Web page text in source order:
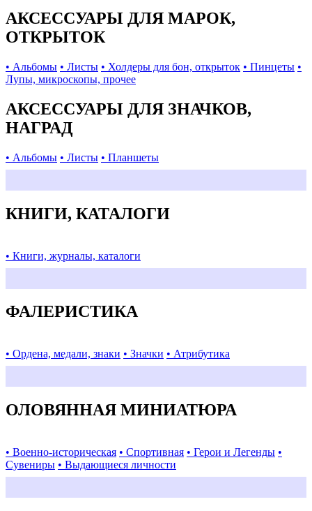
АКСЕССУАРЫ ДЛЯ МАРОК,
ОТКРЫТОК
• Альбомы • Листы • Холдеры для бон, открыток • Пинцеты •
Лупы, микроскопы, прочее
АКСЕССУАРЫ ДЛЯ ЗНАЧКОВ,
НАГРАД
• Альбомы • Листы • Планшеты
КНИГИ, КАТАЛОГИ
• Книги, журналы, каталоги
ФАЛЕРИСТИКА
• Ордена, медали, знаки • Значки • Атрибутика
ОЛОВЯННАЯ МИНИАТЮРА
• Военно-историческая • Спортивная • Герои и Легенды •
Сувениры • Выдающиеся личности